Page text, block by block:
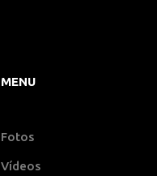
MENU
Fotos
Vídeos